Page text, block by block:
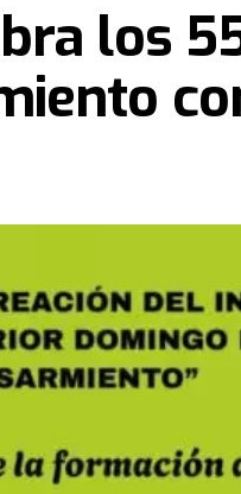
referentes
en las
los